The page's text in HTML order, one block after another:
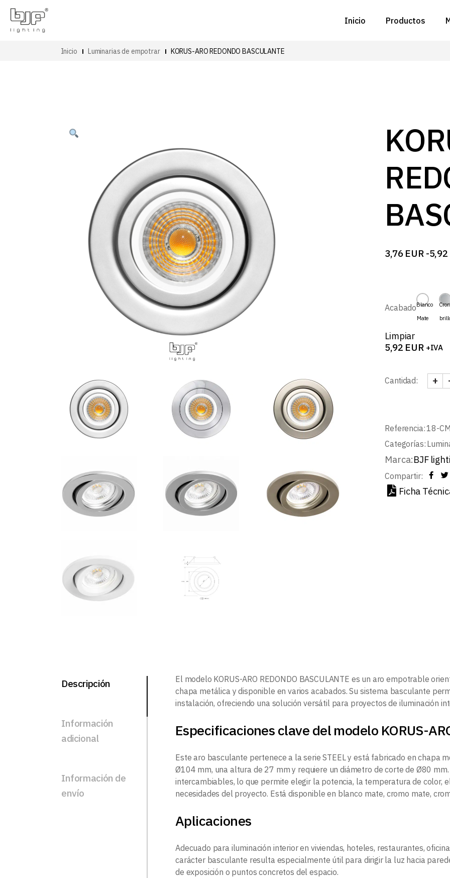
Inicio Productos
Inicio Luminarias de empotrar KORUS-ARO REDONDO BASCULANTE
3,76 EUR -5,92
Rango
3,76 EUR
hasta
5,92 EUR
AcabadoBlanco
Mate
Limpiar
5,92 EUR +IVA
Cantidad: +
Referencia:18-CM
Categorías:
Marca:BJF
Compartir:
Ficha
Descripción
Información
adicional
Información de
envío
El modelo KORUS-ARO REDONDO BASCULANTE es un aro empotrable
chapa metálica y disponible en varios acabados. Su sistema basculante
instalación, ofreciendo una solución versátil para proyectos de iluminación
Especificaciones clave del modelo KORUS-
Este aro basculante pertenece a la serie STEEL y está fabricado en chapa
Ø104 mm, una altura de 27 mm y requiere un diámetro de corte de Ø80
intercambiables, lo que permite elegir la potencia, la temperatura de color,
necesidades del proyecto. Está disponible en blanco mate, cromo mate,
Aplicaciones
Adecuado para iluminación interior en viviendas, hoteles, restaurantes,
carácter basculante resulta especialmente útil para dirigir la luz hacia
de exposición o puntos concretos del espacio.